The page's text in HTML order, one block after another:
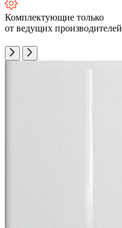
Комплектующие только
от ведущих производителей